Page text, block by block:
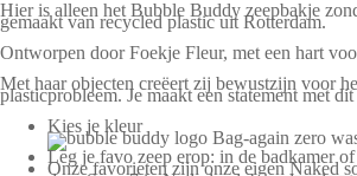
Hier is alleen het Bubble Buddy zeepbakje
gemaakt van recycled plastic uit Rotterdam.
Ontworpen door Foekje Fleur, met een hart
Met haar objecten creëert zij bewustzijn voor
plasticprobleem. Je maakt een statement met
Kies je kleur
Leg je favo zeep erop: in de badkamer
Onze favorieten zijn onze eigenNaked